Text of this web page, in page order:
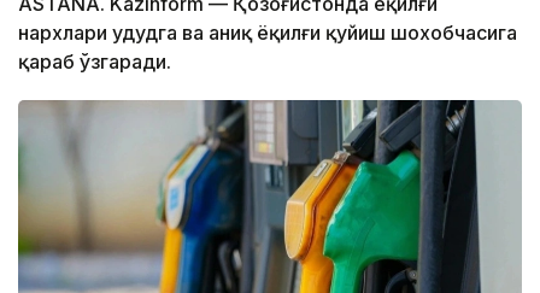
нархлари ҳудудга ва аниқ ёқилғи қуйиш шохобчасига
қараб ўзгаради.